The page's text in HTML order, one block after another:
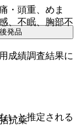
・頭重、めま
、不眠、胸部不
成績調査結果に
いと推定される
後発品
抗薬